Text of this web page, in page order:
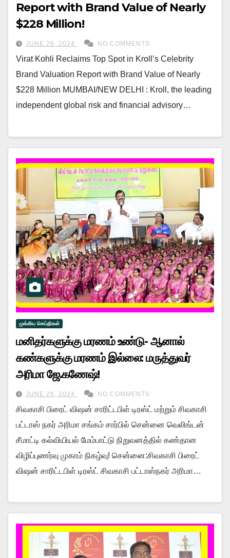
Report with Brand Value of Nearly
$228 Million!
JUNE 28, 2024 NO COMMENTS
Virat Kohli Reclaims Top Spot in Kroll’s Celebrity
Brand Valuation Report with Brand Value of Nearly
$228 Million MUMBAI/NEW DELHI : Kroll, the leading
independent global risk and financial advisory…
முக்கிய செய்திகள்
மனிதர்களுக்கு மரணம் உண்டு- ஆனால்
கண்களுக்கு மரணம் இல்லை: மருத்துவர்
அரிமா ஜே.கணேஷ்!
JUNE 26, 2024 NO COMMENTS
சிவகாசி பிரைட் விஷன் சாரிட்டபிள் டிரஸ்ட் மற்றும் சிவகாசி
பட்டாஸ் நகர் அரிமா சங்கம் சார்பில் சென்னை வெலிங்டன்
சீமாட்டி கல்வியியல் மேம்பாட்டு நிறுவனத்தில் கண்தான
விழிப்புணர்வு முகாம் நிகழ்வு! சென்னை:சிவகாசி பிரைட்
விஷன் சாரிட்டபிள் டிரஸ்ட் சிவகாசி பட்டாஸ்நகர் அரிமா…